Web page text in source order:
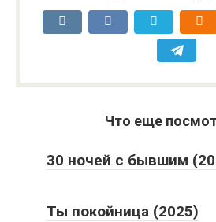
Что еще
30 ночей с бывшим
Ты покойница (2025)